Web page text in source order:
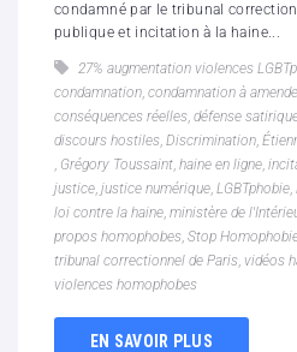
condamné par le tribunal
publique et incitation à la haine...
27% augmentation violences
condamnation, condamnation à amende
conséquences réelles, défense
discours hostiles, Discrimination,
, Grégory Toussaint, haine en ligne,
justice, justice numérique, LGBTphobie,
loi contre la haine, ministère de
propos homophobes, Stop
tribunal correctionnel de Paris, vidéos
violences homophobes
EN SAVOIR PLUS